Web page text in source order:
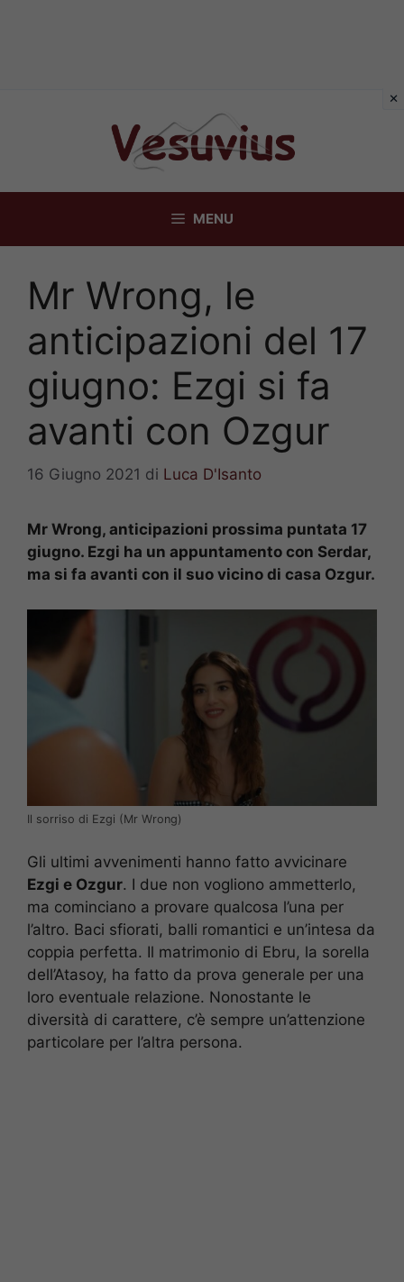
MENU
Mr Wrong, le
anticipazioni del 17
giugno: Ezgi si fa
avanti con Ozgur
16 Giugno 2021 di Luca D'Isanto
Mr Wrong, anticipazioni prossima puntata 17
giugno. Ezgi ha un appuntamento con Serdar,
ma si fa avanti con il suo vicino di casa Ozgur.
Il sorriso di Ezgi (Mr Wrong)
Gli ultimi avvenimenti hanno fatto avvicinare
Ezgi e Ozgur. I due non vogliono ammetterlo,
ma cominciano a provare qualcosa l’una per
l’altro. Baci sfiorati, balli romantici e un’intesa da
coppia perfetta. Il matrimonio di Ebru, la sorella
dell’Atasoy, ha fatto da prova generale per una
loro eventuale relazione. Nonostante le
diversità di carattere, c’è sempre un’attenzione
particolare per l’altra persona.